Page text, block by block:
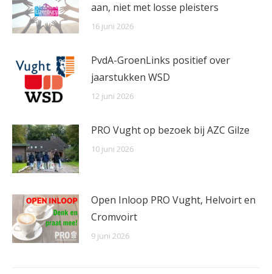
aan, niet met losse pleisters
16 juni 2026
PvdA-GroenLinks positief over
jaarstukken WSD
12 juni 2026
PRO Vught op bezoek bij AZC Gilze
10 juni 2026
Open Inloop PRO Vught, Helvoirt en
Cromvoirt
9 juni 2026